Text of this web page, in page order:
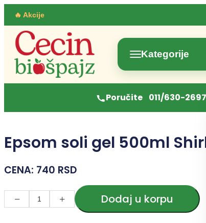
sadržaj
🔥 Akcije
Kategorije
Poručite 011/630-2697
Epsom soli gel 500ml
CENA: 740 RSD
− + Dodaj u korpu